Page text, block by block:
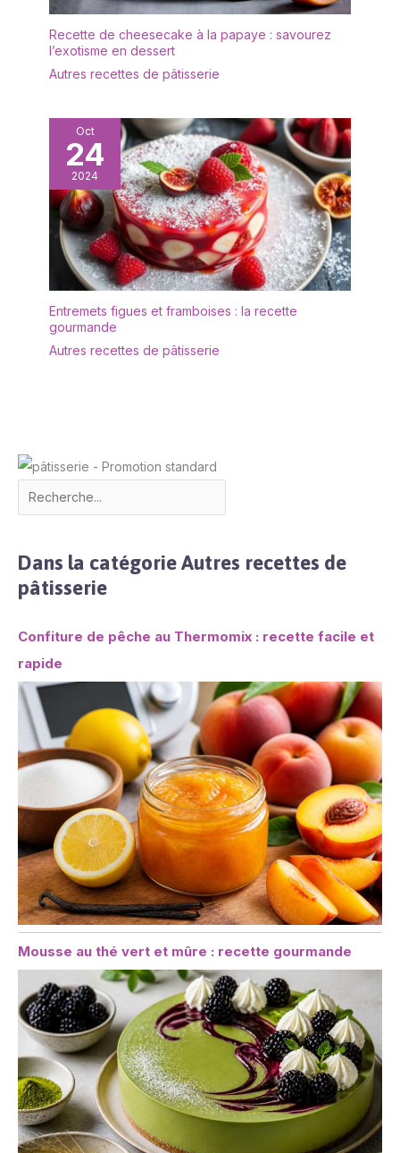
de la nature
Recette de cheesecake à la papaye : savourez
l’exotisme en dessert
Autres recettes de pâtisserie
Oct
24
2024
Entremets figues et framboises : la recette
gourmande
Autres recettes de pâtisserie
Dans la catégorie Autres recettes de
pâtisserie
Confiture de pêche au Thermomix : recette facile et
rapide
Mousse au thé vert et mûre : recette gourmande